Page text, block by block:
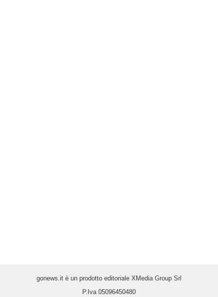
gonews.it è un prodotto editoriale XMedia Group Srl
P.Iva 05096450480